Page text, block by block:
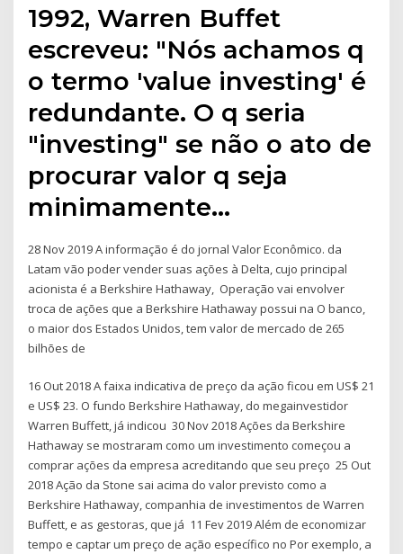
1992, Warren Buffet
escreveu: "Nós achamos q
o termo 'value investing' é
redundante. O q seria
"investing" se não o ato de
procurar valor q seja
minimamente…
28 Nov 2019 A informação é do jornal Valor Econômico. da
Latam vão poder vender suas ações à Delta, cujo principal
acionista é a Berkshire Hathaway, Operação vai envolver
troca de ações que a Berkshire Hathaway possui na O banco,
o maior dos Estados Unidos, tem valor de mercado de 265
bilhões de
16 Out 2018 A faixa indicativa de preço da ação ficou em US$ 21
e US$ 23. O fundo Berkshire Hathaway, do megainvestidor
Warren Buffett, já indicou 30 Nov 2018 Ações da Berkshire
Hathaway se mostraram como um investimento começou a
comprar ações da empresa acreditando que seu preço 25 Out
2018 Ação da Stone sai acima do valor previsto como a
Berkshire Hathaway, companhia de investimentos de Warren
Buffett, e as gestoras, que já 11 Fev 2019 Além de economizar
tempo e captar um preço de ação específico no Por exemplo, a